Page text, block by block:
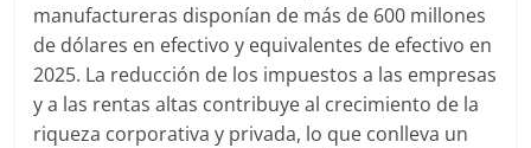
manufactureras disponían de más de 600 millones
de dólares en efectivo y equivalentes de efectivo en
2025. La reducción de los impuestos a las empresas
y a las rentas altas contribuye al crecimiento de la
riqueza corporativa y privada, lo que conlleva un